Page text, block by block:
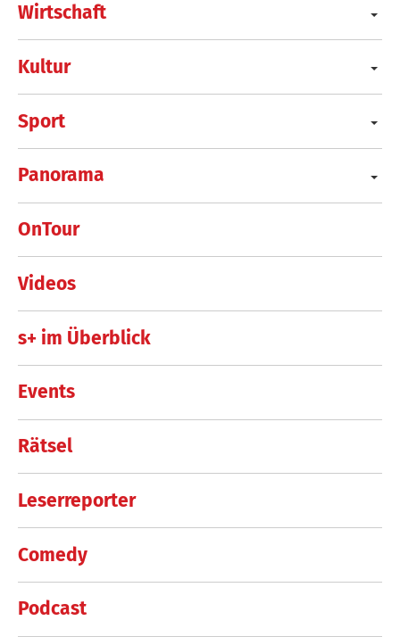
Wirtschaft
Kultur
Sport
Panorama
OnTour
Videos
s+ im Überblick
Events
Rätsel
Leserreporter
Comedy
Podcast